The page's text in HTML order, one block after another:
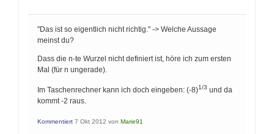
"Das ist so eigentlich nicht richtig." -> Welche Aussage
meinst du?
Dass die n-te Wurzel nicht definiert ist, höre ich zum ersten
Mal (für n ungerade).
Im Taschenrechner kann ich doch eingeben: (-8)1/3 und da
kommt -2 raus.
Kommentiert 7 Okt 2012 von Marie91